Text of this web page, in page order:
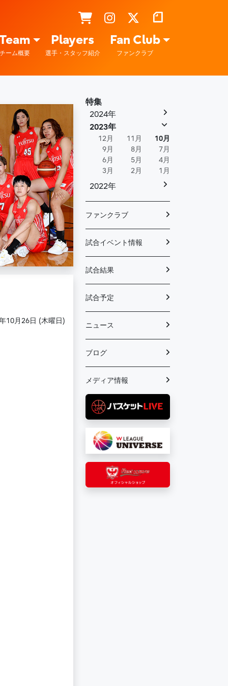
ーム概要
Players
選手・スタッフ紹介
Fan Club
ファンクラブ
10月26日 (木曜日)
特集
2024年
2023年
12月 11月
10月
9月
8月
7月
6月
5月
4月
3月
2月 1月
2022年
ファンクラブ
試合イベント情報
試合結果
試合予定
ニュース
ブログ
メディア情報